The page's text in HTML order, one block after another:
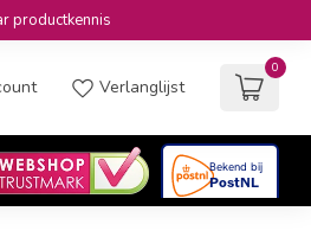
productkennis
Verlanglijst
0